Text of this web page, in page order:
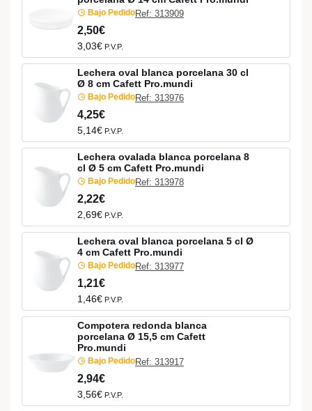
Bajo PedidoRef: 313909
2,50€
3,03€ P.V.P.
Lechera oval blanca porcelana 30 cl
Ø 8 cm Cafett Pro.mundi
Bajo PedidoRef: 313976
4,25€
5,14€ P.V.P.
Lechera ovalada blanca porcelana 8
cl Ø 5 cm Cafett Pro.mundi
Bajo PedidoRef: 313978
2,22€
2,69€ P.V.P.
Lechera oval blanca porcelana 5 cl Ø
4 cm Cafett Pro.mundi
Bajo PedidoRef: 313977
1,21€
1,46€ P.V.P.
Compotera redonda blanca
porcelana Ø 15,5 cm Cafett
Pro.mundi
Bajo PedidoRef: 313917
2,94€
3,56€ P.V.P.